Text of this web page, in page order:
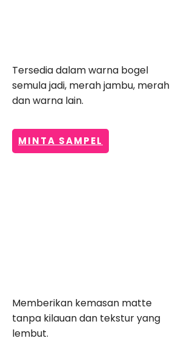
Tersedia dalam warna bogel
semula jadi, merah jambu, merah
dan warna lain.
MINTA SAMPEL
Memberikan kemasan matte
tanpa kilauan dan tekstur yang
lembut.